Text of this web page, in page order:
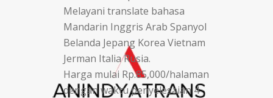
Melayani translate bahasa
Mandarin Inggris Arab Spanyol
Belanda Jepang Korea Vietnam
Jerman Italia Rusia.
Harga mulai Rp.85,000/halaman
dengan waktu penyelesaian 4